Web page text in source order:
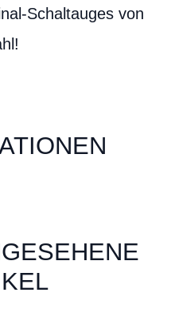
Schaltauges von